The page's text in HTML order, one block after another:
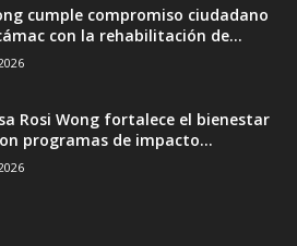
cumple compromiso ciudadano
con la rehabilitación de...
Rosi Wong fortalece el bienestar
programas de impacto...